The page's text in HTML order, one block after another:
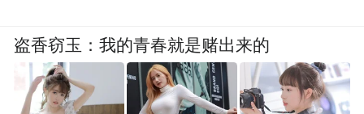
盗香窃玉：我的青春就是赌出来的